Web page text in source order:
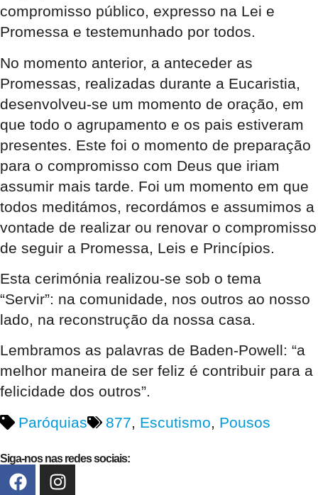
compromisso público, expresso na Lei e
Promessa e testemunhado por todos.
No momento anterior, a anteceder as
Promessas, realizadas durante a Eucaristia,
desenvolveu-se um momento de oração, em
que todo o agrupamento e os pais estiveram
presentes. Este foi o momento de preparação
para o compromisso com Deus que iriam
assumir mais tarde. Foi um momento em que
todos meditámos, recordámos e assumimos a
vontade de realizar ou renovar o compromisso
de seguir a Promessa, Leis e Princípios.
Esta cerimónia realizou-se sob o tema
“Servir”: na comunidade, nos outros ao nosso
lado, na reconstrução da nossa casa.
Lembramos as palavras de Baden-Powell: “a
melhor maneira de ser feliz é contribuir para a
felicidade dos outros”.
Paróquias
877, Escutismo, Pousos
Siga-nos nas redes sociais: